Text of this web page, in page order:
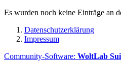
Es wurden noch keine Einträge an
Datenschutzerklärung
Impressum
Community-Software: WoltLab